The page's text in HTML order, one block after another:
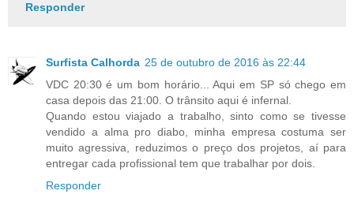
Responder
Surfista Calhorda 25 de outubro de 2016 às 22:44
VDC 20:30 é um bom horário... Aqui em SP só chego em
casa depois das 21:00. O trânsito aqui é infernal.
Quando estou viajado a trabalho, sinto como se tivesse
vendido a alma pro diabo, minha empresa costuma ser
muito agressiva, reduzimos o preço dos projetos, aí para
entregar cada profissional tem que trabalhar por dois.
Responder